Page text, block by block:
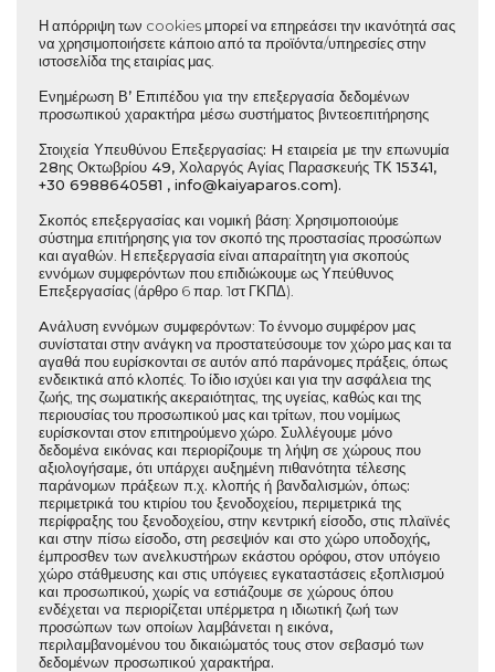
Η απόρριψη των cookies μπορεί να επηρεάσει την ικανότητά σας
να χρησιμοποιήσετε κάποιο από τα προϊόντα/υπηρεσίες στην
ιστοσελίδα της εταιρίας μας.
Ενημέρωση Β’ Επιπέδου για την επεξεργασία δεδομένων
προσωπικού χαρακτήρα μέσω συστήματος βιντεοεπιτήρησης
Στοιχεία Υπευθύνου Επεξεργασίας: H εταιρεία με την επωνυμία
28ης Οκτωβρίου 49, Χολαργός Αγίας Παρασκευής ΤΚ 15341,
+30 6988640581 , info@kaiyaparos.com).
Σκοπός επεξεργασίας και νομική βάση: Χρησιμοποιούμε
σύστημα επιτήρησης για τον σκοπό της προστασίας προσώπων
και αγαθών. Η επεξεργασία είναι απαραίτητη για σκοπούς
εννόμων συμφερόντων που επιδιώκουμε ως Υπεύθυνος
Επεξεργασίας (άρθρο 6 παρ. 1στ ΓΚΠΔ).
Aνάλυση εννόμων συµφερόντων: Το έννομο συμφέρον μας
συνίσταται στην ανάγκη να προστατεύσουμε τον χώρο μας και τα
αγαθά που ευρίσκονται σε αυτόν από παράνομες πράξεις, όπως
ενδεικτικά από κλοπές. Το ίδιο ισχύει και για την ασφάλεια της
ζωής, της σωματικής ακεραιότητας, της υγείας, καθώς και της
περιουσίας του προσωπικού μας και τρίτων, που νομίμως
ευρίσκονται στον επιτηρούμενο χώρο. Συλλέγουμε μόνο
δεδομένα εικόνας και περιορίζουμε τη λήψη σε χώρους που
αξιολογήσαμε, ότι υπάρχει αυξημένη πιθανότητα τέλεσης
παράνομων πράξεων π.χ. κλοπής ή βανδαλισμών, όπως:
περιμετρικά του κτιρίου του ξενοδοχείου, περιμετρικά της
περίφραξης του ξενοδοχείου, στην κεντρική είσοδο, στις πλαϊνές
και στην πίσω είσοδο, στη ρεσεψιόν και στο χώρο υποδοχής,
έμπροσθεν των ανελκυστήρων εκάστου ορόφου, στον υπόγειο
χώρο στάθμευσης και στις υπόγειες εγκαταστάσεις εξοπλισμού
και προσωπικού, χωρίς να εστιάζουμε σε χώρους όπου
ενδέχεται να περιορίζεται υπέρμετρα η ιδιωτική ζωή των
προσώπων των οποίων λαμβάνεται η εικόνα,
περιλαμβανομένου του δικαιώματός τους στον σεβασμό των
δεδομένων προσωπικού χαρακτήρα.